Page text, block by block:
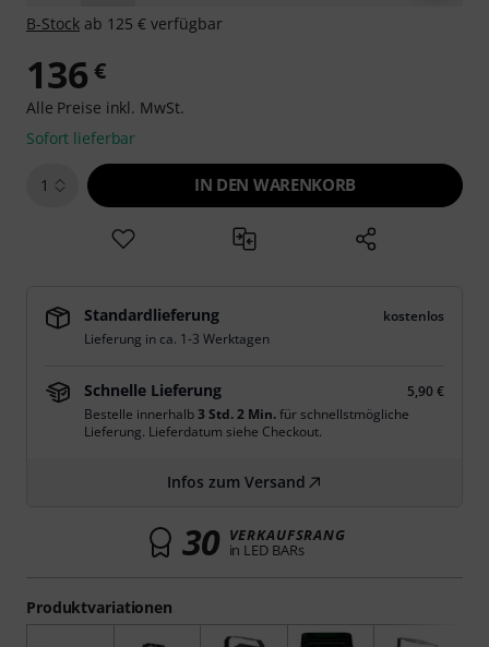
Produktvariationen
B-Stock ab 125 € verfügbar
136 €
Alle Preise inkl. MwSt.
Sofort lieferbar
1 IN DEN WARENKORB
Standardlieferung
kostenlos
Lieferung in ca. 1-3 Werktagen
Schnelle Lieferung
5,90 €
Bestelle innerhalb3 Std. 2 Min.für schnellstmögliche
Lieferung. Lieferdatum siehe Checkout.
Infos zum Versand
30 VERKAUFSRANG
in LED BARs